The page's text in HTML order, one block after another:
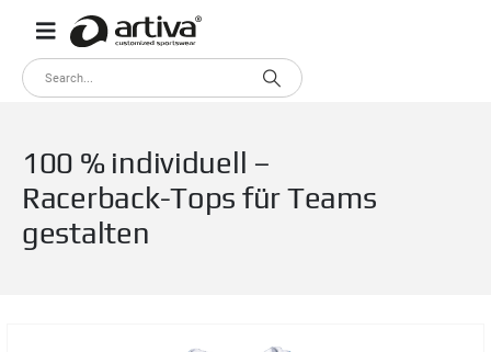
100 % individuell –
Racerback-Tops für Teams
gestalten